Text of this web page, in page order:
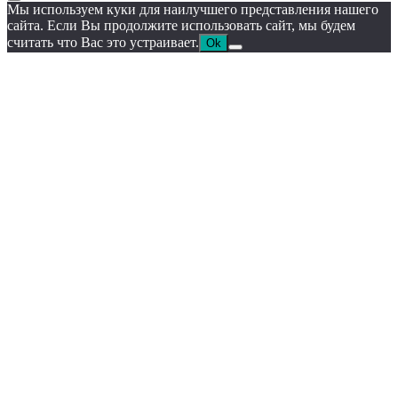
Мы используем куки для наилучшего представления нашего
сайта. Если Вы продолжите использовать сайт, мы будем
считать что Вас это устраивает. Ok